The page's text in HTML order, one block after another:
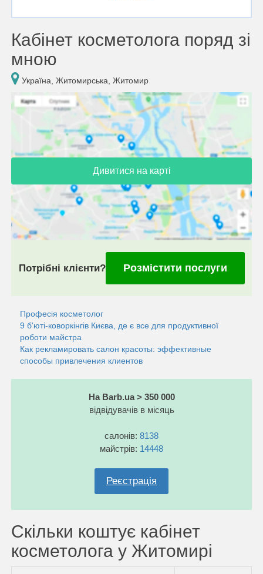
Кабінет косметолога поряд зі
мною
Україна, Житомирська, Житомир
Дивитися на карті
Потрібні клієнти? Розмістити послуги
Професія косметолог
9 б'юті-коворкінгів Києва, де є все для продуктивної
роботи майстра
Как рекламировать салон красоты: эффективные
способы привлечения клиентов
На Barb.ua > 350 000
відвідувачів в місяць
салонів: 8138
майстрів: 14448
Реєстрація
Скільки коштує кабінет
косметолога у Житомирі